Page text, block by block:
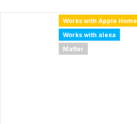
Works with Apple Home
Works with alexa
Matter